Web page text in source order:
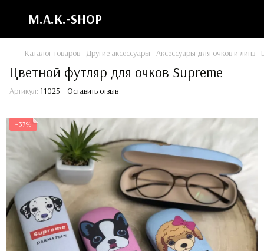
M.A.K.-SHOP
Каталог товаров Другие аксессуары Аксессуары для очков и линз
Цветной футляр для очков Supreme
Артикул: 11025 Оставить отзыв
−37%